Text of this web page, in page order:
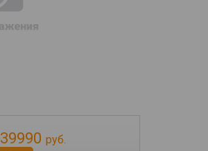
39990 руб.